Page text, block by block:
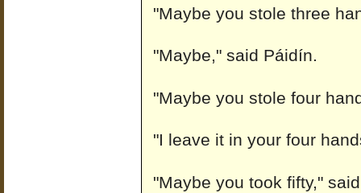
"Maybe you stole three
"Maybe," said Páidín.
"Maybe you stole four
"I leave it in your four
"Maybe you took fifty,"